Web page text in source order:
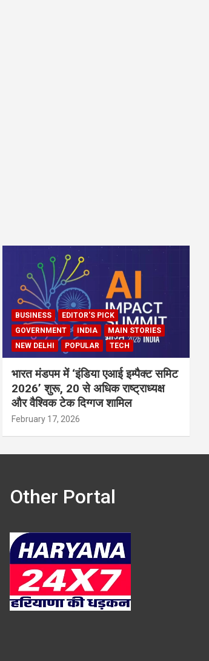
BUSINESS
EDITOR'S PICK
GOVERNMENT
INDIA
MAIN STORIES
NEW DELHI
POPULAR TECH
भारत मंडपम में ‘इंडिया एआई इम्पैक्ट समिट
2026’ शुरू, 20 से अधिक राष्ट्राध्यक्ष
और वैश्विक टेक दिग्गज शामिल
February 17, 2026
Other Portal